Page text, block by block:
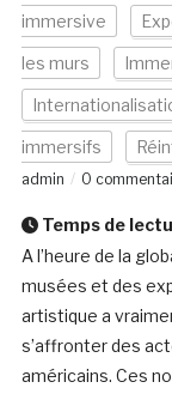
immersive
les murs
immersifs
admin
0
Temps de
A l’heure de la
musées et des
artistique a
s’affronter des
américains. Ces